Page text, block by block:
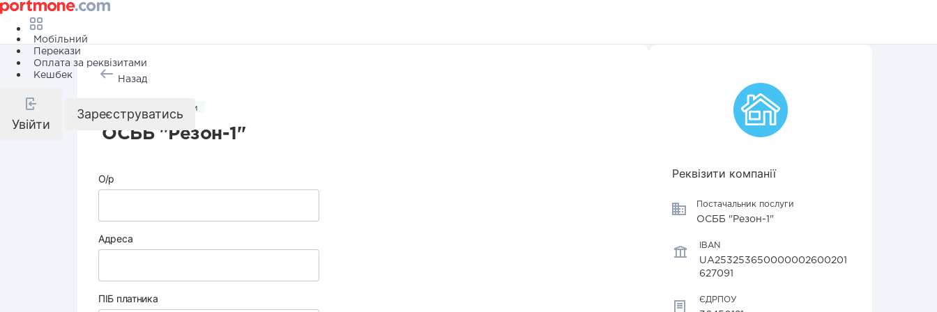
Мобільний
Перекази
Оплата за реквізитами
Кешбек
Увійти
Зареєструватись
Назад
Комунальні послуги
ОСББ "Резон-1"
О/р
Адреса
ПІБ платника
Реквізити компанії
Постачальник послуги
ОСББ "Резон-1"
IBAN
UA253253650000002600201
627091
ЄДРПОУ